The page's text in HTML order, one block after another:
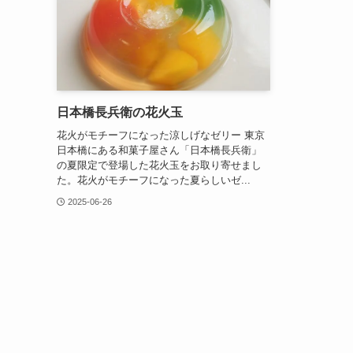
日本橋長兵衛の花火玉
花火がモチーフになった涼しげなゼリー 東京
日本橋にある和菓子屋さん「日本橋長兵衛」
の夏限定で登場した花火玉をお取り寄せまし
た。花火がモチーフになった夏らしいゼ...
2025-06-26